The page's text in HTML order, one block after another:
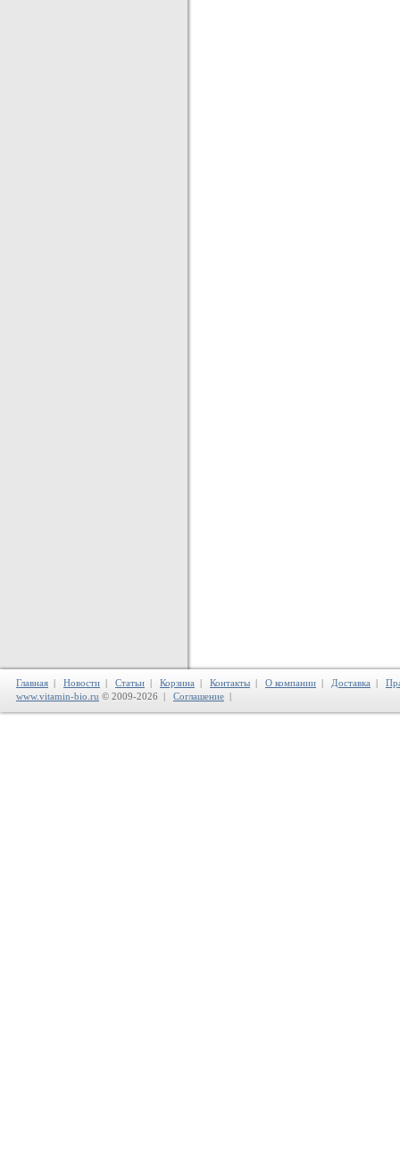
Главная | Новости | Статьи | Корзина | Контакты | О компании | Доставка |
www.vitamin-bio.ru © 2009-2026 | Соглашение |